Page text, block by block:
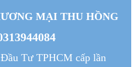
MẠI THU HỒNG
Tư TPHCM cấp lần